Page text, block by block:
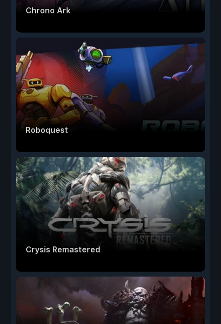
Chrono Ark
Roboquest
Crysis Remastered